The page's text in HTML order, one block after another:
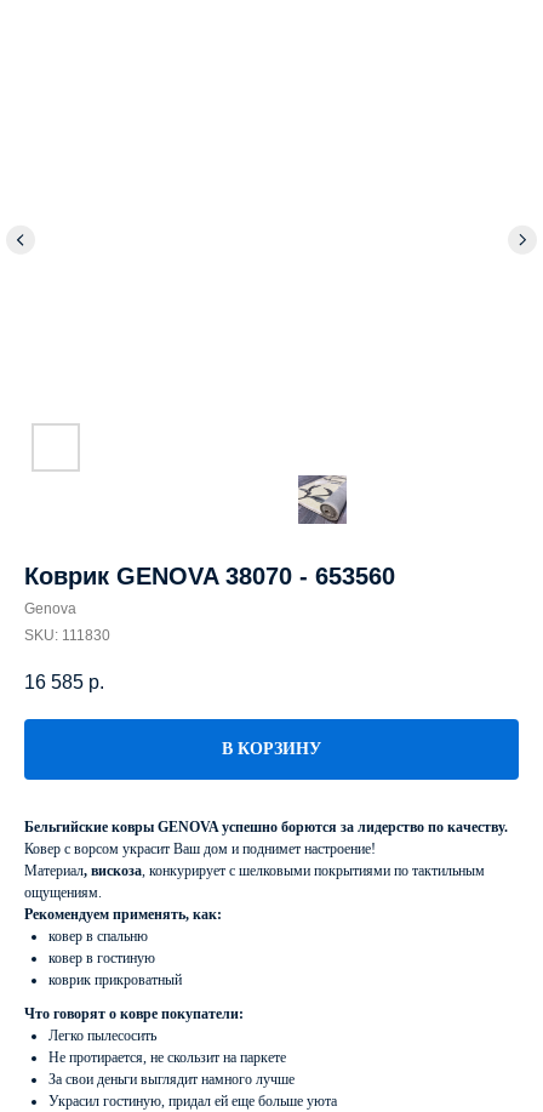
Коврик GENOVA 38070 - 653560
Genova
SKU: 111830
16 585 р.
В КОРЗИНУ
Бельгийские ковры GENOVA успешно борются за лидерство по качеству.
Ковер с ворсом украсит Ваш дом и поднимет настроение!
Материал, вискоза, конкурирует с шелковыми покрытиями по тактильным
ощущениям.
Рекомендуем применять, как:
ковер в спальню
ковер в гостиную
коврик прикроватный
Что говорят о ковре покупатели:
Легко пылесосить
Не протирается, не скользит на паркете
За свои деньги выглядит намного лучше
Украсил гостиную, придал ей еще больше уюта